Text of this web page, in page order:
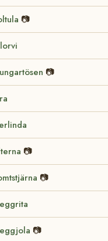
📷
📷
📷
📷
📷